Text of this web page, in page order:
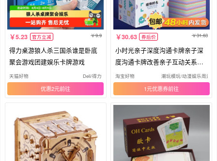
5.23 官方立减 9.9
得力桌游狼人杀三国杀谁是卧底
聚会游戏团建娱乐卡牌游戏
天猫好物 Deli/得力
优惠2元
30.63 券后价 31.63
小时光亲子深度沟通卡牌亲子深
度沟通卡牌改善亲子互动关系认
知卡
淘宝好物 潮玩模玩/动漫娱乐周边/
1元优惠券